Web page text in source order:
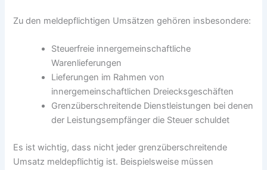
Zu den meldepflichtigen Umsätzen gehören insbesondere:
Steuerfreie innergemeinschaftliche
Warenlieferungen
Lieferungen im Rahmen von
innergemeinschaftlichen Dreiecksgeschäften
Grenzüberschreitende Dienstleistungen bei denen
der Leistungsempfänger die Steuer schuldet
Es ist wichtig, dass nicht jeder grenzüberschreitende
Umsatz meldepflichtig ist. Beispielsweise müssen